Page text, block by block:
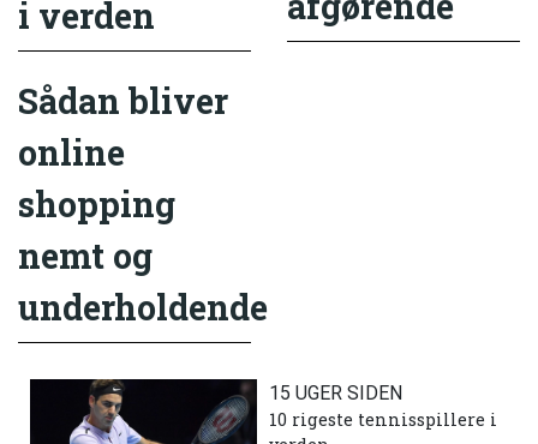
i verden
Sådan bliver
online
shopping
nemt og
underholdende
15 UGER SIDEN
10 rigeste tennisspillere i